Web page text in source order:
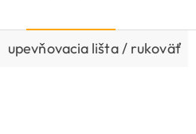
upevňovacia lišta / rukoväť